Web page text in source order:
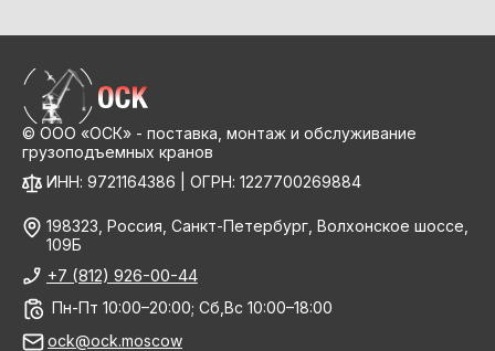
© ООО «ОСК» - поставка, монтаж и обслуживание
грузоподъемных кранов
ИНН: 9721164386 | ОГРН: 1227700269884
198323, Россия, Санкт-Петербург, Волхонское шоссе,
109Б
+7 (812) 926-00-44
Пн-Пт 10:00–20:00; Сб,Вс 10:00–18:00
ock@ock.moscow